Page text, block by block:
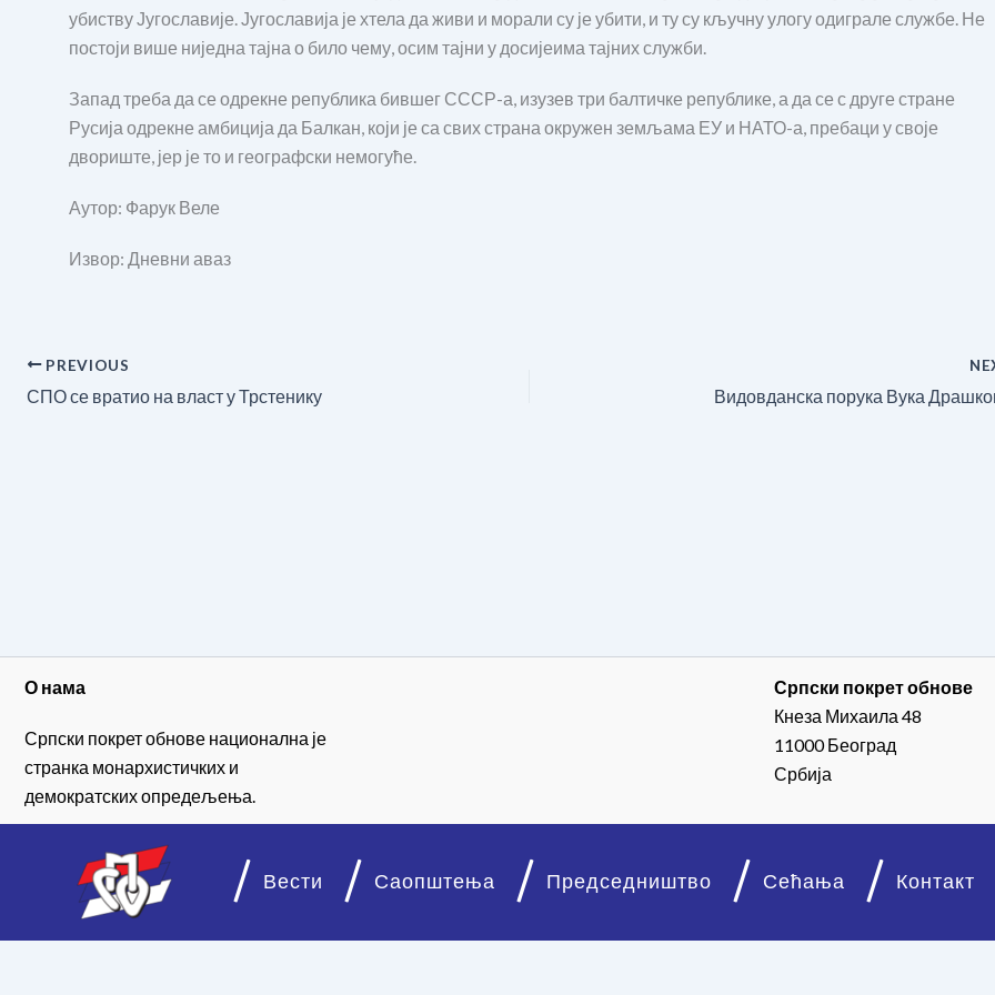
Вести Саопштења Председништво Сећања Контакт
убиству Југославије. Југославија је хтела да живи и морали су је убити, и ту су кључну улогу одиграле службе. Не
постоји више ниједна тајна о било чему, осим тајни у досијеима тајних служби.
Запад треба да се одрекне република бившег СССР-а, изузев три балтичке републике, а да се с друге стране
Русија одрекне амбиција да Балкан, који је са свих страна окружен земљама ЕУ и НАТО-а, пребаци у своје
двориште, јер је то и географски немогуће.
Аутор: Фарук Веле
Извор: Дневни аваз
PREVIOUS
СПО се вратио на власт у Трстенику Видовданска порука Вука
О нама
Српски покрет обнове национална је
странка монархистичких и
демократских опредељења.
Српски покрет обнове
Кнеза Михаила 48
11000 Београд
Србија
© 2026. Српски покрет обнове